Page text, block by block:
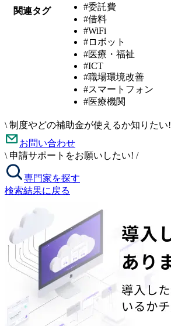
関連タグ
#委託費
#借料
#WiFi
#ロボット
#医療・福祉
#ICT
#職場環境改善
#スマートフォン
#医療機関
\ 制度やどの補助金が使えるか知りたい!
お問い合わせ
\ 申請サポートをお願いしたい! /
専門家を探す
検索結果に戻る